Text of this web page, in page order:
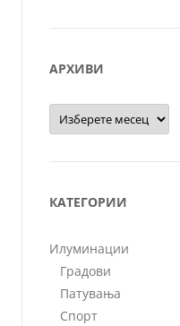
АРХИВИ
Архиви
КАТЕГОРИИ
Илуминации
Градови
Патувања
Спорт